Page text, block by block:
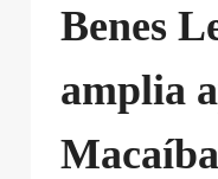
Benes
amplia